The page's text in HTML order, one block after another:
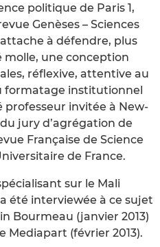
politique de Paris 1,
Genèses – Sciences
à défendre, plus
molle, une conception
réflexive, attentive au
formatage institutionnel
professeur invitée à New-
jury d’agrégation de
Française de Science
de France.
sur le Mali
été interviewée à ce sujet
Bourmeau (janvier 2013)
Mediapart (février 2013).